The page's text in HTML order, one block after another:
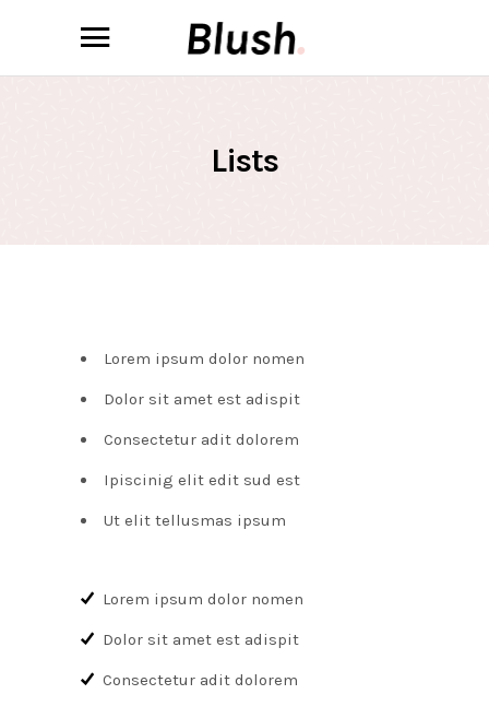
Lists
Lorem ipsum dolor nomen
Dolor sit amet est adispit
Consectetur adit dolorem
Ipiscinig elit edit sud est
Ut elit tellusmas ipsum
Lorem ipsum dolor nomen
Dolor sit amet est adispit
Consectetur adit dolorem